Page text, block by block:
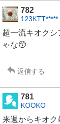
782
123KTT*****
超一流キオクシ
ゃな😙
返信する
781
KOOKO
来週からキオク